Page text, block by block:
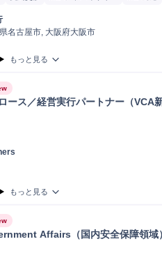
名古屋市, 大阪府大阪市
もっと見る
ース／経営実行パートナー（VCA
もっと見る
Affairs（国内安全保障領域）